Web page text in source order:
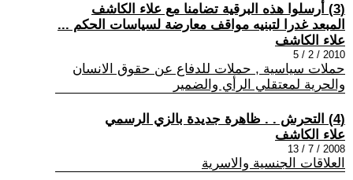
(3) أرسلوا هذه البرقية تضامنا مع علاء الكاشف
المبعد غدرا لتبنيه مواقف معارضة لسياسات الحكم ...
علاء الكاشف
2010 / 2 / 5
حملات سياسية , حملات للدفاع عن حقوق الانسان
والحرية لمعتقلي الرأي والضمير
(4) التحرش . . ظاهرة جديدة بالزي الرسمي
علاء الكاشف
2008 / 7 / 13
العلاقات الجنسية والاسرية